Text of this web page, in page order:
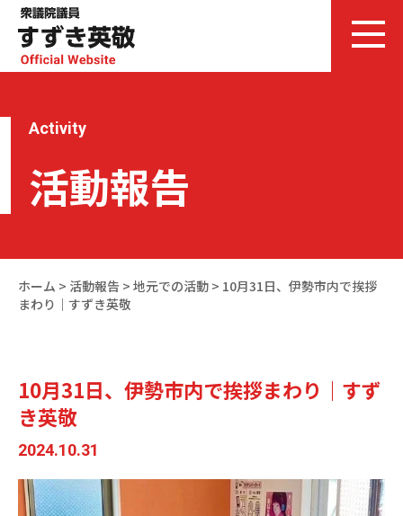
Activity
活動報告
ホーム > 活動報告 > 地元での活動 > 10月31日、伊勢市内で挨拶
まわり｜すずき英敬
10月31日、伊勢市内で挨拶まわり｜すず
き英敬
2024.10.31